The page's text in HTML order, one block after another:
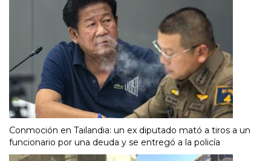
Conmoción en Tailandia: un ex diputado mató a tiros a un
funcionario por una deuda y se entregó a la policía